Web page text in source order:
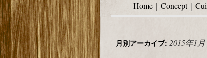
Home ｜ Concept｜
月別アーカイブ: 2015年1月